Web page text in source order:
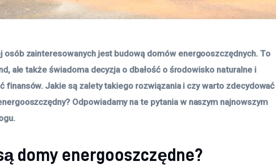
osób zainteresowanych jest budową domów energooszczędnych. To
ale także świadoma decyzja o dbałość o środowisko naturalne i
finansów. Jakie są zalety takiego rozwiązania i czy warto zdecydować
Odpowiadamy na te pytania w naszym najnowszym
domy energooszczędne?